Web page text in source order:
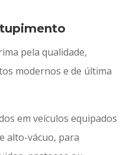
pela qualidade,
modernos e de última
em veículos equipados
alto-vácuo, para